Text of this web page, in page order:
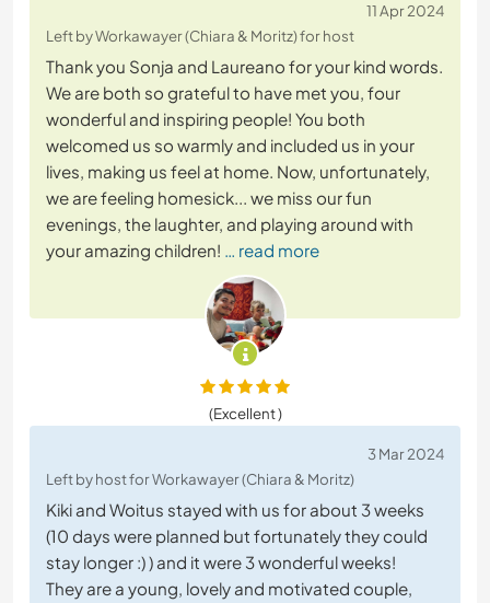
11 Apr 2024
Left by Workawayer (Chiara & Moritz) for host
Thank you Sonja and Laureano for your kind words.
We are both so grateful to have met you, four
wonderful and inspiring people! You both
welcomed us so warmly and included us in your
lives, making us feel at home. Now, unfortunately,
we are feeling homesick... we miss our fun
evenings, the laughter, and playing around with
your amazing children! … read more
(Excellent )
3 Mar 2024
Left by host for Workawayer (Chiara & Moritz)
Kiki and Woitus stayed with us for about 3 weeks
(10 days were planned but fortunately they could
stay longer :) ) and it were 3 wonderful weeks!
They are a young, lovely and motivated couple,